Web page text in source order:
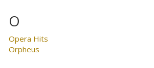
O
Opera Hits
Orpheus